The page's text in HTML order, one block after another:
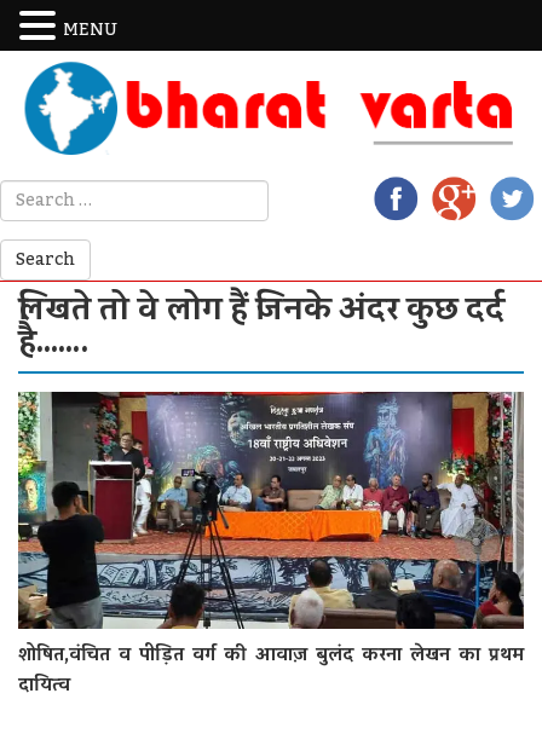
लिखते तो वे लोग हैं जिनके अंदर कुछ दर्द
है…….
शोषित,वंचित व पीड़ित वर्ग की आवाज़ बुलंद करना लेखन का प्रथम
दायित्व
MENU